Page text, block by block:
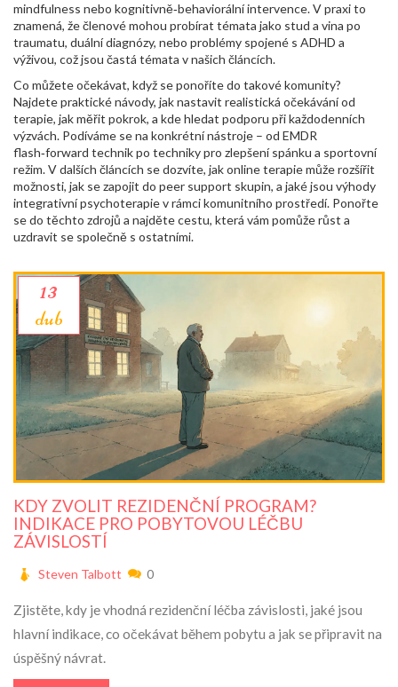
mindfulness nebo kognitivně‑behaviorální intervence. V praxi to
znamená, že členové mohou probírat témata jako stud a vina po
traumatu, duální diagnózy, nebo problémy spojené s ADHD a
výživou, což jsou častá témata v našich článcích.
Co můžete očekávat, když se ponoříte do takové komunity?
Najdete praktické návody, jak nastavit realistická očekávání od
terapie, jak měřit pokrok, a kde hledat podporu při každodenních
výzvách. Podíváme se na konkrétní nástroje – od EMDR
flash‑forward technik po techniky pro zlepšení spánku a sportovní
režim. V dalších článcích se dozvíte, jak online terapie může rozšířit
možnosti, jak se zapojit do peer support skupin, a jaké jsou výhody
integrativní psychoterapie v rámci komunitního prostředí. Ponořte
se do těchto zdrojů a najděte cestu, která vám pomůže růst a
uzdravit se společně s ostatními.
13
dub
KDY ZVOLIT REZIDENČNÍ PROGRAM?
INDIKACE PRO POBYTOVOU LÉČBU
ZÁVISLOSTÍ
Steven Talbott 0
Zjistěte, kdy je vhodná rezidenční léčba závislosti, jaké jsou
hlavní indikace, co očekávat během pobytu a jak se připravit na
úspěšný návrat.